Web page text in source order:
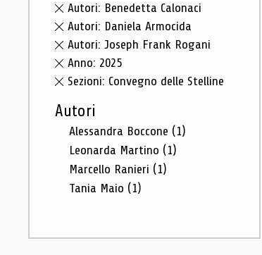
Autori: Benedetta Calonaci
Autori: Daniela Armocida
Autori: Joseph Frank Rogani
Anno: 2025
Sezioni: Convegno delle Stelline
Autori
Alessandra Boccone (1)
Leonarda Martino (1)
Marcello Ranieri (1)
Tania Maio (1)